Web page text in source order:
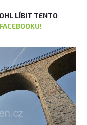
LÍBIT TENTO